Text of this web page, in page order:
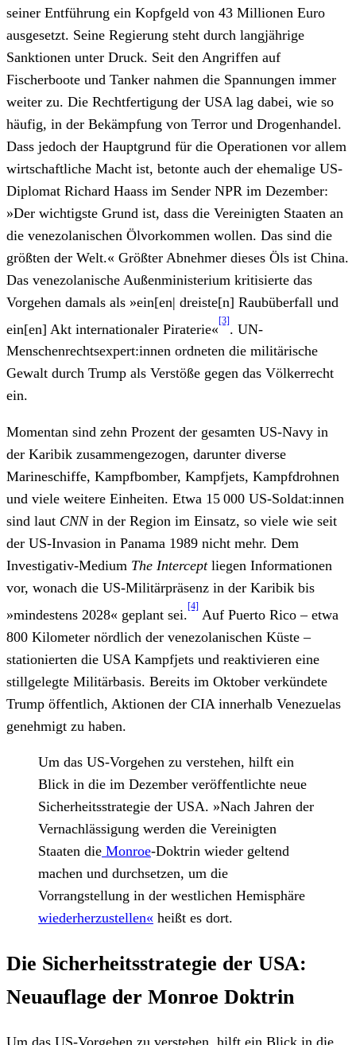
seiner Entführung ein Kopfgeld von 43 Millionen Euro
ausgesetzt. Seine Regierung steht durch langjährige
Sanktionen unter Druck. Seit den Angriffen auf
Fischerboote und Tanker nahmen die Spannungen immer
weiter zu. Die Rechtfertigung der USA lag dabei, wie so
häufig, in der Bekämpfung von Terror und Drogenhandel.
Dass jedoch der Hauptgrund für die Operationen vor allem
wirtschaftliche Macht ist, betonte auch der ehemalige US-
Diplomat Richard Haass im Sender NPR im Dezember:
»Der wichtigste Grund ist, dass die Vereinigten Staaten an
die venezolanischen Ölvorkommen wollen. Das sind die
größten der Welt.« Größter Abnehmer dieses Öls ist China.
Das venezolanische Außenministerium kritisierte das
Vorgehen damals als »ein[en| dreiste[n] Raubüberfall und
ein[en] Akt internationaler Piraterie«
[3]
. UN-
Menschenrechtsexpert:innen ordneten die militärische
Gewalt durch Trump als Verstöße gegen das Völkerrecht
ein.
Momentan sind zehn Prozent der gesamten US-Navy in
der Karibik zusammengezogen, darunter diverse
Marineschiffe, Kampfbomber, Kampfjets, Kampfdrohnen
und viele weitere Einheiten. Etwa 15 000 US-Soldat:innen
sind laut CNNin der Region im Einsatz, so viele wie seit
der US-Invasion in Panama 1989 nicht mehr. Dem
Investigativ-Medium The Interceptliegen Informationen
vor, wonach die US-Militärpräsenz in der Karibik bis
»mindestens 2028« geplant sei.
[4]
Auf Puerto Rico – etwa
800 Kilometer nördlich der venezolanischen Küste –
stationierten die USA Kampfjets und reaktivieren eine
stillgelegte Militärbasis. Bereits im Oktober verkündete
Trump öffentlich, Aktionen der CIA innerhalb Venezuelas
genehmigt zu haben.
Um das US-Vorgehen zu verstehen, hilft ein
Blick in die im Dezember veröffentlichte neue
Sicherheitsstrategie der USA. »Nach Jahren der
Vernachlässigung werden die Vereinigten
Staaten die Monroe-Doktrin wieder geltend
machen und durchsetzen, um die
Vorrangstellung in der westlichen Hemisphäre
wiederherzustellen« heißt es dort.
Die Sicherheitsstrategie der USA:
Neuauflage der Monroe Doktrin